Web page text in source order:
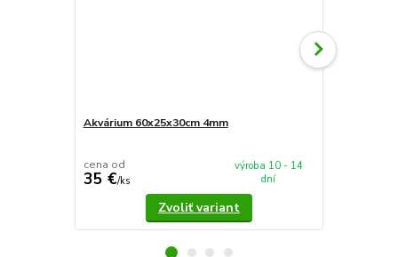
Akvárium 60x25x30cm 4mm
cena od
35 €/ks
výroba 10 - 14
dní
Zvoliť variant